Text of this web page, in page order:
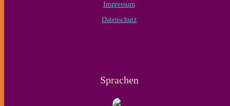
Impressum
Datenschutz
Sprachen